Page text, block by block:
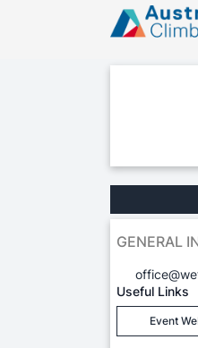
GENERAL
Useful Links
Event